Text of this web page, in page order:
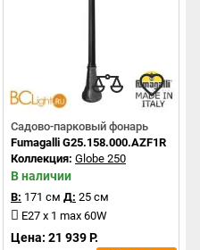
Садово-парковый фонарь
Fumagalli G25.158.000.AZF1R
Коллекция: Globe 250
В наличии
В: 171 см Д: 25 см
E27 x 1 max 60W
Цена: 21 939 Р.